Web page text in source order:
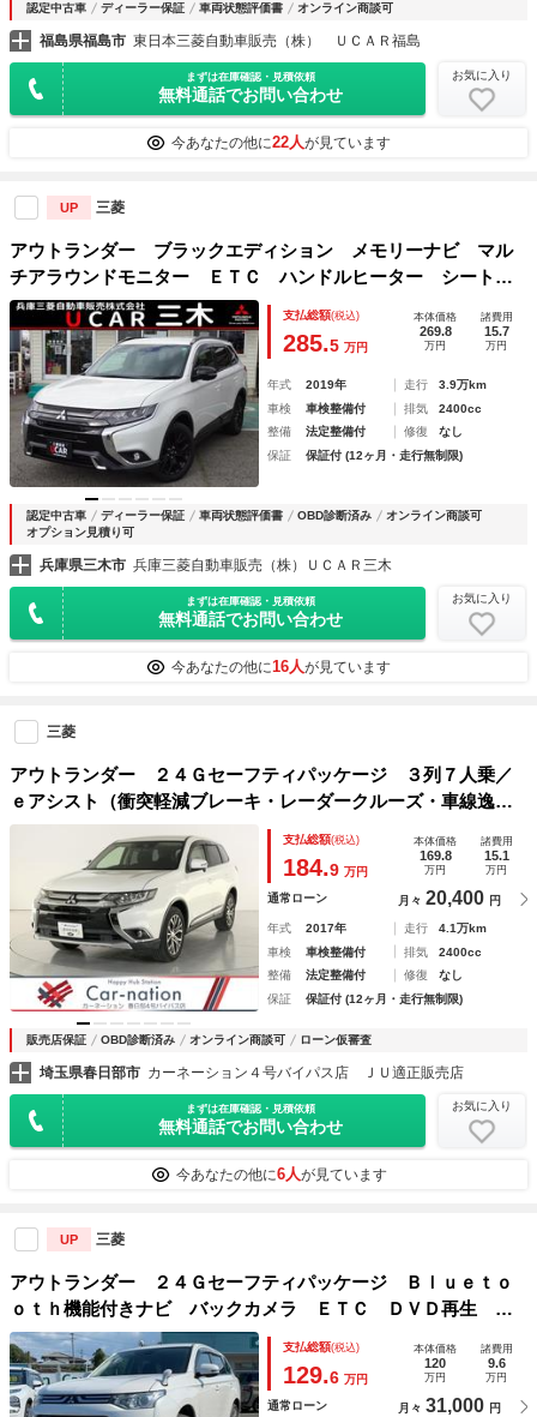
認定中古車 ディーラー保証 車両状態評価書 オンライン商談可
福島県福島市 東日本三菱自動車販売（株） ＵＣＡＲ福島
まずは在庫確認・見積依頼
無料通話でお問い合わせ
お気に入り
今あなたの他に22人が見ています
UP 三菱
アウトランダー ブラックエディション メモリーナビ マル
チアラウンドモニター ＥＴＣ ハンドルヒーター シートヒ
ーター オートホールド ＬＥＤヘッドライト パドルシフ
ト パーキングソナー ＥＴＣ ステアリングリモコン クル
ーズコントロール
支払総額(税込)
285.5 万円
本体価格
269.8
万円
諸費用
15.7
万円
年式 2019年 走行
3.9万km
車検
車検整備付 排気
2400cc
整備
法定整備付 修復
なし
保証
保証付 (12ヶ月・走行無制限)
認定中古車 ディーラー保証 車両状態評価書 OBD診断済み
オンライン商談可
オプション見積り可
兵庫県三木市 兵庫三菱自動車販売（株）ＵＣＡＲ三木
まずは在庫確認・見積依頼
無料通話でお問い合わせ
お気に入り
今あなたの他に16人が見ています
三菱
アウトランダー ２４Ｇセーフティパッケージ ３列７人乗／
ｅアシスト（衝突軽減ブレーキ・レーダークルーズ・車線逸脱
警報・オートハイビーム）／ＬＥＤヘッドランプ／ステアリン
グヒーター／純正イクリプスナビ（ＣＤ・ＤＶＤ・フルセグ・
Ｂｌｕｅｔｏｏｔｈ）
支払総額(税込)
184.9 万円
本体価格
169.8
万円
諸費用
15.1
万円
通常ローン 月々 20,400 円
年式 2017年 走行
4.1万km
車検
車検整備付 排気
2400cc
整備
法定整備付 修復
なし
保証
保証付 (12ヶ月・走行無制限)
販売店保証 OBD診断済み オンライン商談可 ローン仮審査
埼玉県春日部市 カーネーション４号バイパス店 ＪＵ適正販売店
まずは在庫確認・見積依頼
無料通話でお問い合わせ
お気に入り
今あなたの他に6人が見ています
UP 三菱
アウトランダー ２４Ｇセーフティパッケージ Ｂｌｕｅｔｏ
ｏｔｈ機能付きナビ バックカメラ ＥＴＣ ＤＶＤ再生 ア
ルミホイール イモビライザー 地デジＴＶ ナビＴＶ ＡＷ
Ｄ オートクルーズコントロール スマートキー メモリナ
ビ オートエアコン
支払総額(税込)
129.6 万円
本体価格
120
万円
諸費用
9.6
万円
通常ローン 月々 31,000 円